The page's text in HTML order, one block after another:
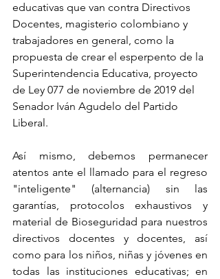
educativas que van contra Directivos
Docentes, magisterio colombiano y
trabajadores en general, como la
propuesta de crear el esperpento de la
Superintendencia Educativa, proyecto
de Ley 077 de noviembre de 2019 del
Senador Iván Agudelo del Partido
Liberal.
Así mismo, debemos permanecer
atentos ante el llamado para el regreso
"inteligente" (alternancia) sin las
garantías, protocolos exhaustivos y
material de Bioseguridad para nuestros
directivos docentes y docentes, así
como para los niños, niñas y jóvenes en
todas las instituciones educativas; en